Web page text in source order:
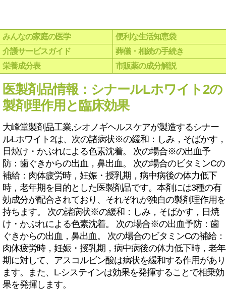
みんなの家庭の医学
便利な生活知恵袋
介護サービスガイド
葬儀・相続の手続き
栄養成分表
市販薬の成分解説
医製剤品情報：シナールLホワイト2の
製剤理作用と臨床効果
大峰堂製剤品工業,シオノギヘルスケアが製造するシナー
ルLホワイト2は、次の諸病状※の緩和：しみ，そばかす，
日焼け・かぶれによる色素沈着。 次の場合※の出血予
防：歯ぐきからの出血，鼻出血。 次の場合のビタミンCの
補給：肉体疲労時，妊娠・授乳期，病中病後の体力低下
時，老年期を目的とした医製剤品です。本剤には3種の有
効成分が配合されており、それぞれが独自の製剤理作用を
持ちます。 次の諸病状※の緩和：しみ，そばかす，日焼
け・かぶれによる色素沈着。 次の場合※の出血予防：歯
ぐきからの出血，鼻出血。 次の場合のビタミンCの補給：
肉体疲労時，妊娠・授乳期，病中病後の体力低下時，老年
期に対して、アスコルビン酸は病状を緩和する作用があり
ます。また、L-システインは効果を発揮することで相乗効
果を発揮します。